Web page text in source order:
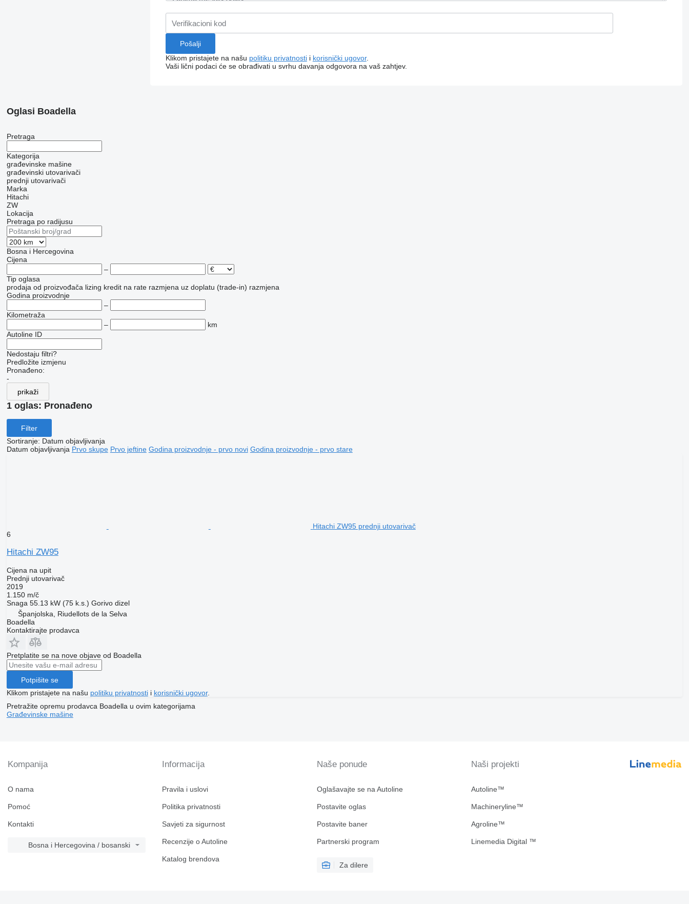
Klikom pristajete na našu politiku privatnostii korisnički ugovor.
Vaši lični podaci će se obrađivati ​​u svrhu davanja odgovora na vaš zahtjev.
Oglasi Boadella
Pretraga
Kategorija
građevinske mašine
građevinski utovarivači
prednji utovarivači
Marka
Hitachi
ZW
Lokacija
Pretraga po radijusu
Bosna i Hercegovina
Cijena
–
Tip oglasa
prodaja od proizvođača lizing kredit na rate razmjena uz doplatu (trade-in) razmjena
Godina proizvodnje
–
Kilometraža
–
km
Autoline ID
Nedostaju filtri?
Predložite izmjenu
Pronađeno:
-
prikaži
1 oglas: Pronađeno
Filter
Sortiranje: Datum objavljivanja
Datum objavljivanja Prvo skupe Prvo jeftine Godina proizvodnje - prvo novi Godina proizvodnje - prvo stare
Hitachi ZW95 prednji utovarivač
6
Hitachi ZW95
Cijena na upit
Prednji utovarivač
2019
1.150 m/č
Snaga 55.13 kW (75 k.s.) Gorivo dizel
Španjolska, Riudellots de la Selva
Boadella
Kontaktirajte prodavca
Pretplatite se na nove objave od Boadella
Potpišite se
Klikom pristajete na našu politiku privatnostii korisnički ugovor.
Pretražite opremu prodavca Boadella u ovim kategorijama
Građevinske mašine
Kompanija
O nama
Pomoć
Kontakti
Bosna i Hercegovina / bosanski
Informacija
Pravila i uslovi
Politika privatnosti
Savjeti za sigurnost
Recenzije o Autoline
Katalog brendova
Naše ponude
Oglašavajte se na Autoline
Postavite oglas
Postavite baner
Partnerski program
Za dilere
Naši projekti
Autoline™
Machineryline™
Agroline™
Linemedia Digital ™